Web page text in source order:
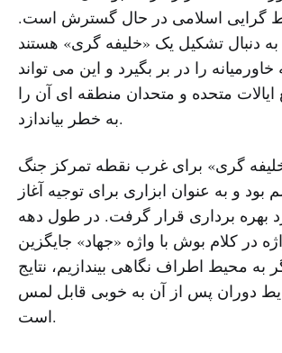
گرایی اسلامی در حال گسترش است.
به دنبال تشکیل یک «خلیفه گری» هستند
را در بر بگیرد و این می تواند
ایالات متحده و متحدان منطقه ای آن را
به خطر بیاندازد.
گری» برای غرب نقطه تمرکز جنگ
بود و به عنوان ابزاری برای توجیه آغاز
بهره برداری قرار گرفت. در طول دهه
در کلام بوش با واژه «جهاد» جایگزین
به محیط اطراف نگاهی بیندازیم، نتایج
دوران پس از آن به خوبی قابل لمس
است.